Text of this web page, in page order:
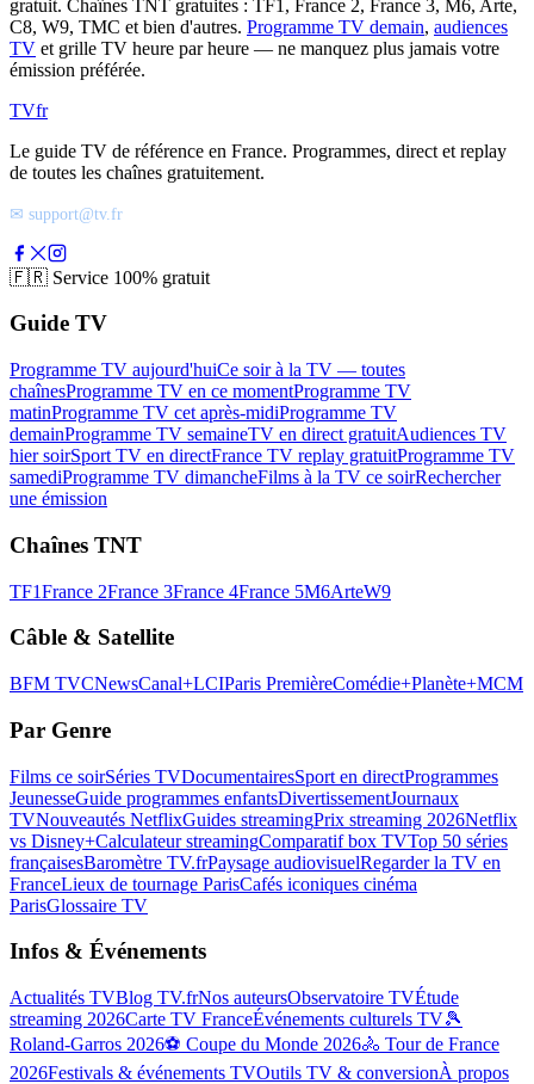
gratuit. Chaînes TNT gratuites : TF1, France 2, France 3, M6, Arte,
C8, W9, TMC et bien d'autres. Programme TV demain, audiences
TV et grille TV heure par heure — ne manquez plus jamais votre
émission préférée.
TVfr
Le guide TV de référence en France. Programmes, direct et replay
de toutes les chaînes gratuitement.
✉ support@tv.fr
🇫🇷 Service 100% gratuit
Guide TV
Programme TV aujourd'huiCe soir à la TV — toutes
chaînesProgramme TV en ce momentProgramme TV
matinProgramme TV cet après-midiProgramme TV
demainProgramme TV semaineTV en direct gratuitAudiences TV
hier soirSport TV en directFrance TV replay gratuitProgramme TV
samediProgramme TV dimancheFilms à la TV ce soirRechercher
une émission
Chaînes TNT
TF1France 2France 3France 4France 5M6ArteW9
Câble & Satellite
BFM TVCNewsCanal+LCIParis PremièreComédie+Planète+MCM
Par Genre
Films ce soirSéries TVDocumentairesSport en directProgrammes
JeunesseGuide programmes enfantsDivertissementJournaux
TVNouveautés NetflixGuides streamingPrix streaming 2026Netflix
vs Disney+Calculateur streamingComparatif box TVTop 50 séries
françaisesBaromètre TV.frPaysage audiovisuelRegarder la TV en
FranceLieux de tournage ParisCafés iconiques cinéma
ParisGlossaire TV
Infos & Événements
Actualités TVBlog TV.frNos auteursObservatoire TVÉtude
streaming 2026Carte TV FranceÉvénements culturels TV🎾
Roland-Garros 2026⚽ Coupe du Monde 2026🚴 Tour de France
2026Festivals & événements TVOutils TV & conversionÀ propos